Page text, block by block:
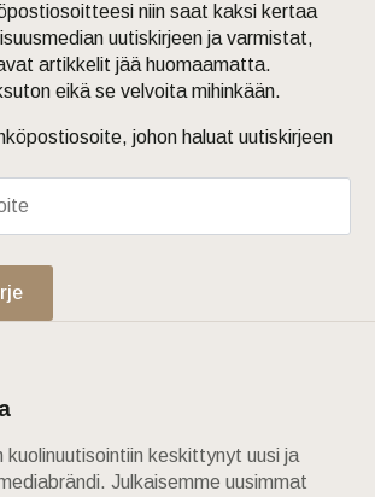
niin saat kaksi kertaa
uutiskirjeen ja varmistat,
artikkelit jää huomaamatta.
eikä se velvoita mihinkään.
johon haluat uutiskirjeen
kuolinuutisointiin keskittynyt uusi ja
Julkaisemme uusimmat